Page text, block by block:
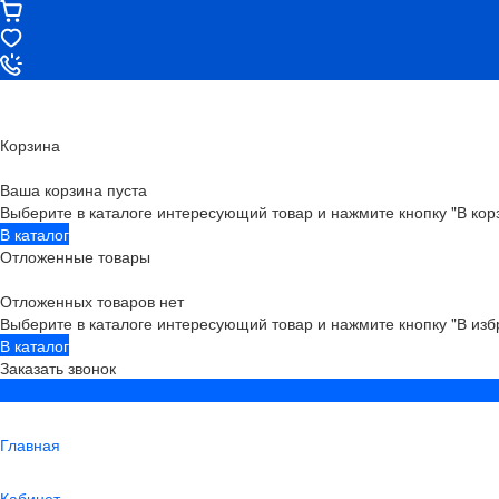
Корзина
Ваша корзина пуста
Выберите в каталоге интересующий товар и нажмите кнопку "В
В каталог
Отложенные товары
Отложенных товаров нет
Выберите в каталоге интересующий товар и нажмите кнопку "В
В каталог
Заказать звонок
Главная